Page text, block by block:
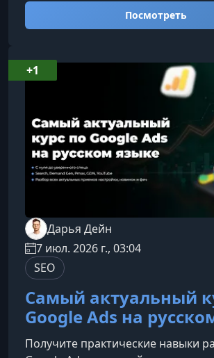
Посмотреть
Дарья Дейн
7 июл. 2026 г., 03:04
SEO
Самый актуальный
Google Ads на
Получите практические навыки
+1